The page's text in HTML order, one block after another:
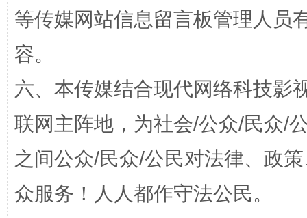
等传媒网站信息留言板管理人员
容。
六、本传媒结合现代网络科技影
联网主阵地，为社会/公众/民众/
之间公众/民众/公民对法律、政
众服务！人人都作守法公民。